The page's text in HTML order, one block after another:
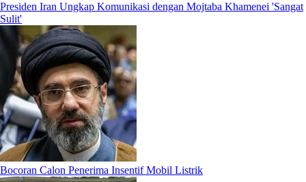
Presiden Iran Ungkap Komunikasi dengan Mojtaba Khamenei 'Sangat
Sulit'
Bocoran Calon Penerima Insentif Mobil Listrik